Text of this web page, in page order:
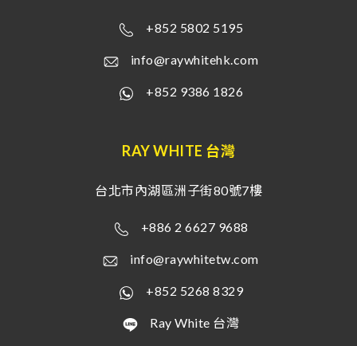
+852 5802 5195
info@raywhitehk.com
+852 9386 1826
RAY WHITE 台灣
台北市內湖區洲子街80號7樓
+886 2 6627 9688
info@raywhitetw.com
+852 5268 8329
Ray White 台灣